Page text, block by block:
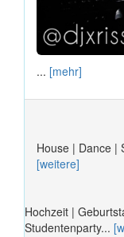
... [mehr]
House | Dance |
[weitere]
Hochzeit |
Studentenparty...